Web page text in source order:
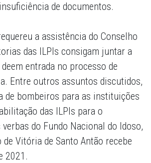
de documentos.
a assistência do Conselho
das ILPIs consigam juntar a
entrada no processo de
Entre outros assuntos discutidos,
de bombeiros para as instituições
das ILPIs para o
do Fundo Nacional do Idoso,
Vitória de Santo Antão recebe
2021.